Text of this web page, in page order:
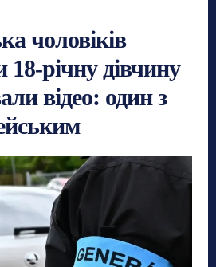
чоловіків
18-річну дівчину
відео: один з